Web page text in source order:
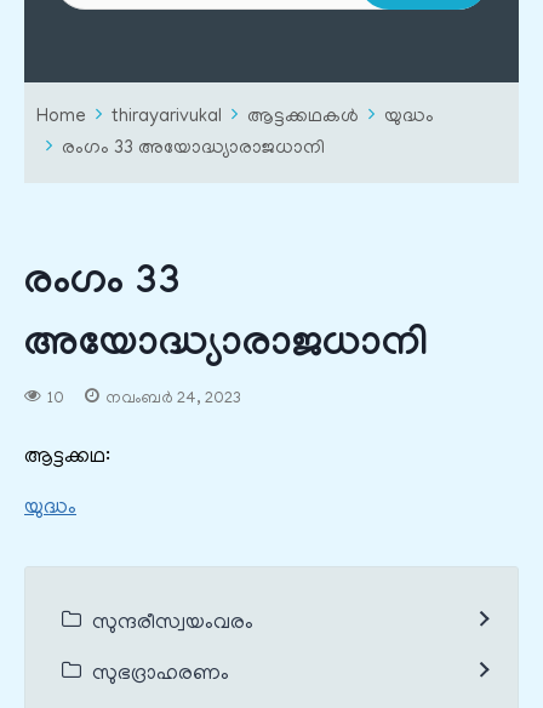
Home thirayarivukal ആട്ടക്കഥകൾ
യുദ്ധം
രംഗം 33 അയോദ്ധ്യാരാജധാനി
രംഗം 33
അയോദ്ധ്യാരാജധാനി
10 നവംബർ 24, 2023
ആട്ടക്കഥ:
യുദ്ധം
സുന്ദരീസ്വയംവരം
സുഭദ്രാഹരണം